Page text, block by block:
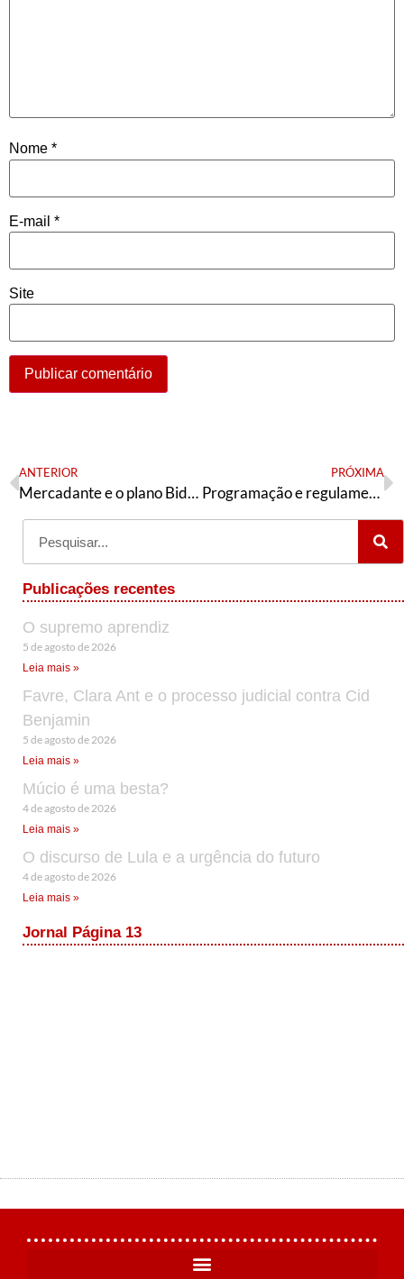
Nome *
E-mail *
Site
ANTERIOR
Mercadante e o plano Biden
PRÓXIMA
Programação e regulamento da Conferência Sindical Nacional da tendência petista Articulação de Esquerda
Publicações recentes
O supremo aprendiz
5 de agosto de 2026
Leia mais »
Favre, Clara Ant e o processo judicial contra Cid
Benjamin
5 de agosto de 2026
Leia mais »
Múcio é uma besta?
4 de agosto de 2026
Leia mais »
O discurso de Lula e a urgência do futuro
4 de agosto de 2026
Leia mais »
Jornal Página 13